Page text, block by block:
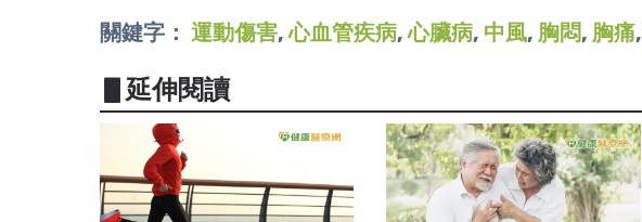
關鍵字： 運動傷害,心血管疾病,心臟病, 中風, 胸悶, 胸痛,
▋延伸閱讀